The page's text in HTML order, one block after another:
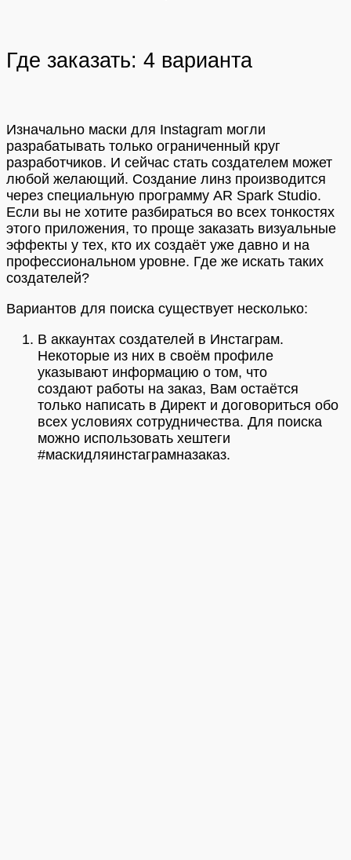
Где заказать: 4 варианта
Изначально маски для Instagram могли
разрабатывать только ограниченный круг
разработчиков. И сейчас стать создателем может
любой желающий. Создание линз производится
через специальную программу AR Spark Studio.
Если вы не хотите разбираться во всех тонкостях
этого приложения, то проще заказать визуальные
эффекты у тех, кто их создаёт уже давно и на
профессиональном уровне. Где же искать таких
создателей?
Вариантов для поиска существует несколько:
В аккаунтах создателей в Инстаграм.
Некоторые из них в своём профиле
указывают информацию о том, что
создают работы на заказ, Вам остаётся
только написать в Директ и договориться обо
всех условиях сотрудничества. Для поиска
можно использовать хештеги
#маскидляинстаграмназаказ.